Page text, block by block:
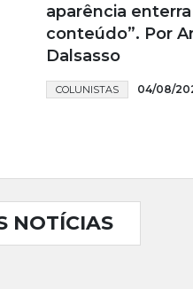
aparência
conteúdo”. Por
Dalsasso
COLUNISTAS 04/08/
NOTÍCIAS